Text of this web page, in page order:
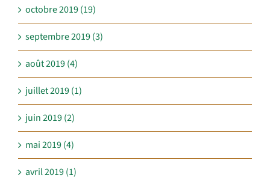
octobre 2019 (19)
septembre 2019 (3)
août 2019 (4)
juillet 2019 (1)
juin 2019 (2)
mai 2019 (4)
avril 2019 (1)